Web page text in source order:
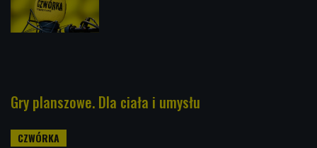
Gry planszowe. Dla ciała i umysłu